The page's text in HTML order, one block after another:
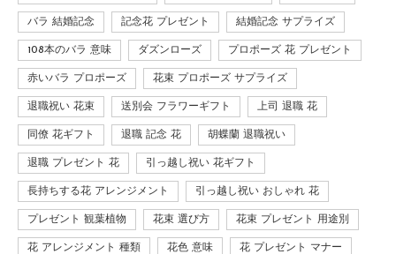
バラ 結婚記念 記念花 プレゼント 結婚記念 サプライズ
108本のバラ 意味 ダズンローズ プロポーズ 花 プレゼント
赤いバラ プロポーズ 花束 プロポーズ サプライズ
退職祝い 花束 送別会 フラワーギフト 上司 退職 花
同僚 花ギフト 退職 記念 花 胡蝶蘭 退職祝い
退職 プレゼント 花 引っ越し祝い 花ギフト
長持ちする花 アレンジメント 引っ越し祝い おしゃれ 花
プレゼント 観葉植物 花束 選び方 花束 プレゼント 用途別
花 アレンジメント 種類 花色 意味 花 プレゼント マナー